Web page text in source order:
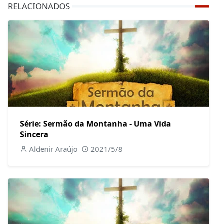
RELACIONADOS
Série: Sermão da Montanha - Uma Vida
Sincera
Aldenir Araújo 2021/5/8